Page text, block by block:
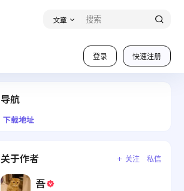
文章
登录 快速注册
导航
下载地址
关于作者 关注 私信
吾